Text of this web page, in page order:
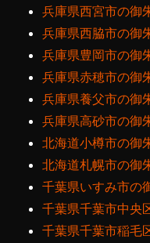
兵庫県西宮市の御
兵庫県西脇市の御
兵庫県豊岡市の御
兵庫県赤穂市の御
兵庫県養父市の御
兵庫県高砂市の御
北海道小樽市の御
北海道札幌市の御
千葉県いすみ市の
千葉県千葉市中央
千葉県千葉市稲毛